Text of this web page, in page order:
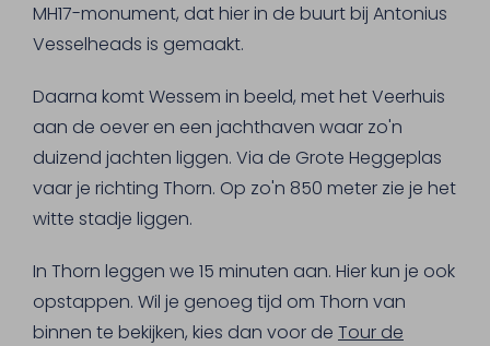
MH17-monument, dat hier in de buurt bij Antonius
Vesselheads is gemaakt.
Daarna komt Wessem in beeld, met het Veerhuis
aan de oever en een jachthaven waar zo'n
duizend jachten liggen. Via de Grote Heggeplas
vaar je richting Thorn. Op zo'n 850 meter zie je het
witte stadje liggen.
In Thorn leggen we 15 minuten aan. Hier kun je ook
opstappen. Wil je genoeg tijd om Thorn van
binnen te bekijken, kies dan voor de Tour de